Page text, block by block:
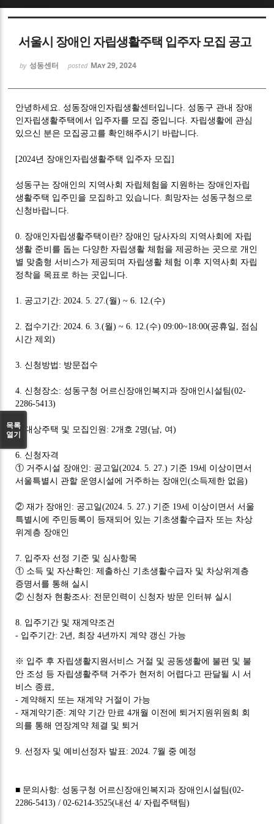
서울시 장애인 자립생활주택 입주자 모집 공고
by 성동센터 posted May 29, 2024
안녕하세요 성동장애인자립생활센터입니다 성동구 관내 장애
인자립생활주택에서 입주자를 모집 중입니다 자립생활에 관심
있으신 분은 모집공고를 확인해주시기 바랍니다
[2024년 장애인자립생활주택 입주자 모집]
성동구는 장애인의 지역사회 자립체험을 지원하는 장애인자립
생활주택 입주민을 모집하고 있습니다 희망자는 성동구청으로
신청바랍니다
0. 장애인자립생활주택이란? 장애인 당사자의 지역사회에 자립
생활 준비를 돕는 다양한 자립생활 체험을 제공하는 곳으로 개인
별 맞춤형 서비스가 제공되며 자립생활 체험 이후 지역사회 자립
정착을 목표로 하는 곳입니다
1. 공고기간: 2024. 5. 27.(월) ~ 6. 12.(수)
2. 접수기간: 2024. 6. 3.(월) ~ 6. 12.(수) 09:00~18:00(공휴일
점심
시간 제외)
3. 신청방법 : 방문접수
4. 신청장소: 성동구청 어르신장애인복지과 장애인시설팀(02-
2286-5413)
5. 대상주택 및 모집인원 : 2개호 2명(남 여)
6. 신청자격
① 거주시설 장애인 : 공고일(2024. 5. 27.) 기준 19세 이상이면서
서울특별시 관할 운영시설에 거주하는 장애인(소득제한 없음)
②재가 장애인 : 공고일(2024. 5. 27.) 기준 19세 이상이면서 서울
특별시에 주민등록이 등재되어 있는 기초생활수급자 또는 차상
위계층 장애인
7. 입주자 선정 기준 및 심사항목
① 소득 및 자산확인 :제출하신 기초생활수급자 및 차상위계층
증명서를 통해 실시
② 신청자 현황조사: 전문인력이 신청자 방문 인터뷰 실시
8. 입주기간 및 재계약조건
- 입주기간: 2년 최장4년까지 계약 갱신 가능
※ 입주 후 자립생활지원서비스 거절 및 공동생활에 불편 및 불
안 조성 등 자립생활주택 거주가 현저히 어렵다고 판달될 시 서
비스 종료
- 계약해지 또는 재계약 거절이 가능
-재계약기준: 계약 기간 만료4개월 이전에 퇴거지원위원회 회
의를 통해 연장계약 체결 및 퇴거
9.선정자 및 예비선정자 발표 : 2024. 7월 중 예정
■ 문의사항: 성동구청 어르신장애인복지과 장애인시설팀(02-
2286-5413) / 02-6214-3525(내선 4/ 자립주택팀)
목록
열기
Sketchbook5, 스케치북5
Sketchbook5, 스케치북5